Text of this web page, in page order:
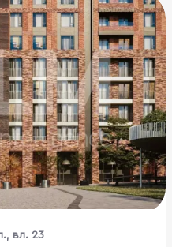
вл. 23